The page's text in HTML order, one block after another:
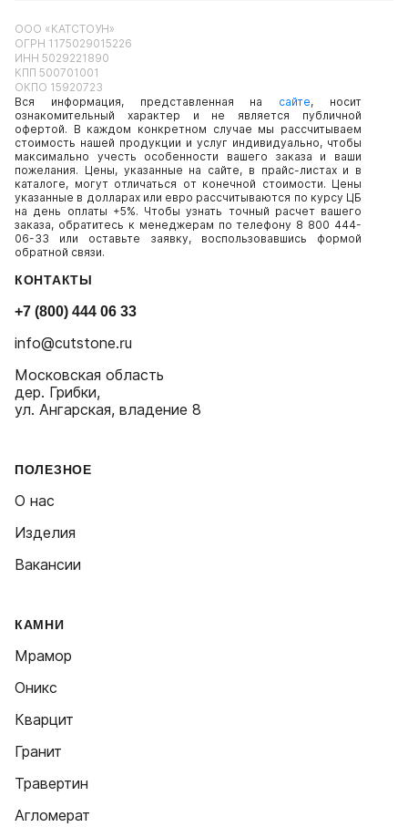
ООО «КАТСТОУН»
ОГРН 1175029015226
ИНН 5029221890
КПП 500701001
ОКПО 15920723
Вся информация, представленная на сайте, носит
ознакомительный характер и не является публичной
офертой. В каждом конкретном случае мы рассчитываем
стоимость нашей продукции и услуг индивидуально, чтобы
максимально учесть особенности вашего заказа и ваши
пожелания. Цены, указанные на сайте, в прайс-листах и в
каталоге, могут отличаться от конечной стоимости. Цены
указанные в долларах или евро рассчитываются по курсу ЦБ
на день оплаты +5%. Чтобы узнать точный расчет вашего
заказа, обратитесь к менеджерам по телефону 8 800 444-
06-33 или оставьте заявку, воспользовавшись формой
обратной связи.
КОНТАКТЫ
+7 (800) 444 06 33
info@cutstone.ru
Московская область
дер. Грибки,
ул. Ангарская, владение 8
ПОЛЕЗНОЕ
О нас
Изделия
Вакансии
КАМНИ
Мрамор
Оникс
Кварцит
Гранит
Травертин
Агломерат